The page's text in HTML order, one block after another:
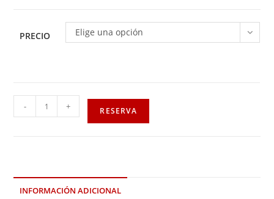
PRECIO Elige una opción
- + RESERVA
INFORMACIÓN ADICIONAL